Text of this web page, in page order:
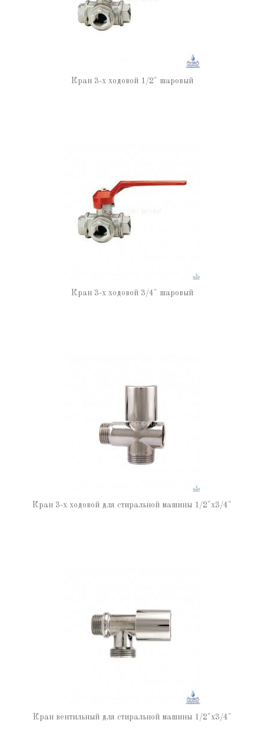
Кран 3-х ходовой 1/2" шаровый
Кран 3-х ходовой 3/4" шаровый
Кран 3-х ходовой для стиральной машины 1/2"х3/4"
Кран вентильный для стиральной машины 1/2"х3/4"